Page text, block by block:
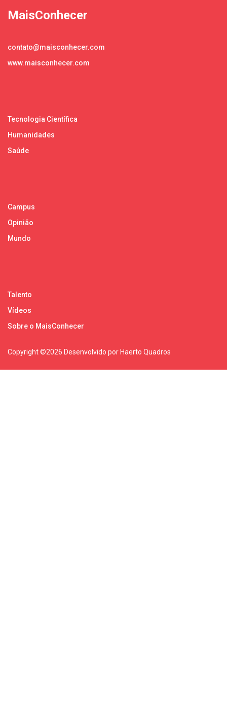
MaisConhecer
contato@maisconhecer.com
www.maisconhecer.com
Tecnologia Científica
Humanidades
Saúde
Campus
Opinião
Mundo
Talento
Vídeos
Sobre o MaisConhecer
Copyright ©2026 Desenvolvido por Haerto Quadros